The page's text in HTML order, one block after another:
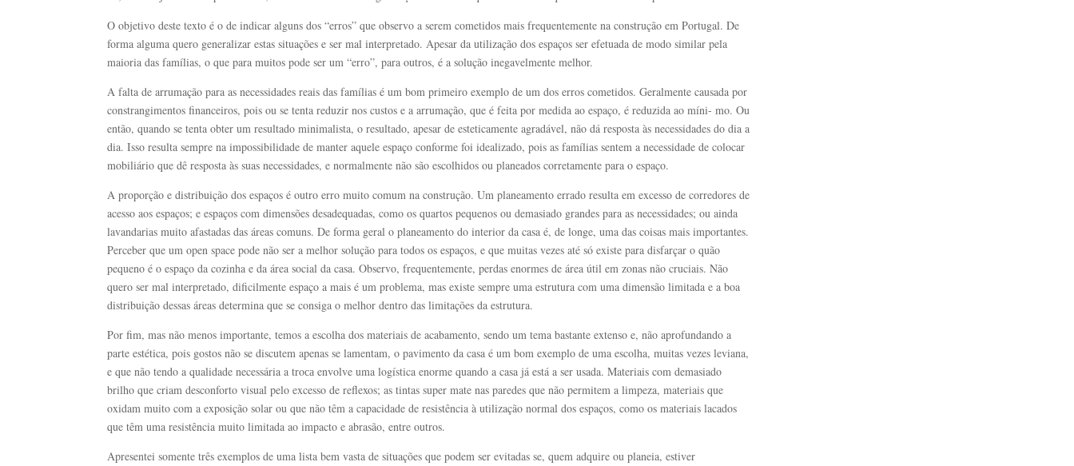
O objetivo deste texto é o de indicar alguns dos “erros” que observo a serem cometidos mais frequentemente na construção em Portugal. De
forma alguma quero generalizar estas situações e ser mal interpretado. Apesar da utilização dos espaços ser efetuada de modo similar pela
maioria das famílias, o que para muitos pode ser um “erro”, para outros, é a solução inegavelmente melhor.
A falta de arrumação para as necessidades reais das famílias é um bom primeiro exemplo de um dos erros cometidos. Geralmente causada por
constrangimentos financeiros, pois ou se tenta reduzir nos custos e a arrumação, que é feita por medida ao espaço, é reduzida ao míni- mo. Ou
então, quando se tenta obter um resultado minimalista, o resultado, apesar de esteticamente agradável, não dá resposta às necessidades do dia a
dia. Isso resulta sempre na impossibilidade de manter aquele espaço conforme foi idealizado, pois as famílias sentem a necessidade de colocar
mobiliário que dê resposta às suas necessidades, e normalmente não são escolhidos ou planeados corretamente para o espaço.
A proporção e distribuição dos espaços é outro erro muito comum na construção. Um planeamento errado resulta em excesso de corredores de
acesso aos espaços; e espaços com dimensões desadequadas, como os quartos pequenos ou demasiado grandes para as necessidades; ou ainda
lavandarias muito afastadas das áreas comuns. De forma geral o planeamento do interior da casa é, de longe, uma das coisas mais importantes.
Perceber que um open space pode não ser a melhor solução para todos os espaços, e que muitas vezes até só existe para disfarçar o quão
pequeno é o espaço da cozinha e da área social da casa. Observo, frequentemente, perdas enormes de área útil em zonas não cruciais. Não
quero ser mal interpretado, dificilmente espaço a mais é um problema, mas existe sempre uma estrutura com uma dimensão limitada e a boa
distribuição dessas áreas determina que se consiga o melhor dentro das limitações da estrutura.
Por fim, mas não menos importante, temos a escolha dos materiais de acabamento, sendo um tema bastante extenso e, não aprofundando a
parte estética, pois gostos não se discutem apenas se lamentam, o pavimento da casa é um bom exemplo de uma escolha, muitas vezes leviana,
e que não tendo a qualidade necessária a troса envolve uma logística enorme quando a casa já está a ser usada. Materiais com demasiado
brilho que criam desconforto visual pelo excesso de reflexos; as tintas super mate nas paredes que não permitem a limpeza, materiais que
oxidam muito com a exposição solar ou que não têm a capacidade de resistência à utilização normal dos espaços, como os materiais lacados
que têm uma resistência muito limitada ao impacto e abrasão, entre outros.
Apresentei somente três exemplos de uma lista bem vasta de situações que podem ser evitadas se, quem adquire ou planeia, estiver